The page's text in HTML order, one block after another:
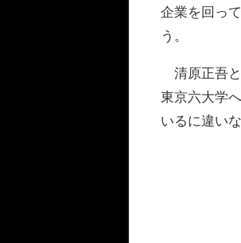
企業を回っ
う。
清原正吾と
東京六大学
いるに違いな